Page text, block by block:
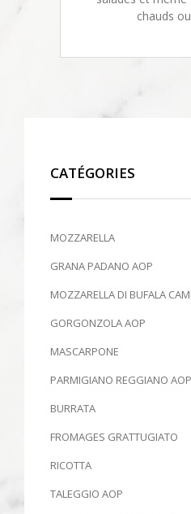
chauds
CATÉGORIES
MOZZARELLA
GRANA PADANO AOP
MOZZARELLA DI BUFALA
GORGONZOLA AOP
MASCARPONE
PARMIGIANO REGGIANO AOP
BURRATA
FROMAGES GRATTUGIATO
RICOTTA
TALEGGIO AOP